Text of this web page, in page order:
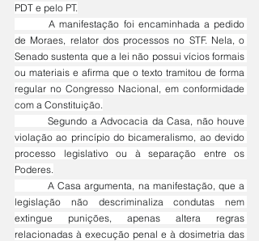
PDT e pelo PT.
	A manifestação foi encaminhada a pedido
de Moraes, relator dos processos no STF. Nela, o
Senado sustenta que a lei não possui vícios formais
ou materiais e afirma que o texto tramitou de forma
regular no Congresso Nacional, em conformidade
com a Constituição.
	Segundo a Advocacia da Casa, não houve
violação ao princípio do bicameralismo, ao devido
processo legislativo ou à separação entre os
Poderes.
	A Casa argumenta, na manifestação, que a
legislação não descriminaliza condutas nem
extingue punições, apenas altera regras
relacionadas à execução penal e à dosimetria das